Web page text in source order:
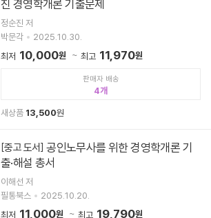
진 경영학개론 기출문제
정순진 저
박문각
2025.10.30.
최저 10,000원 최고 11,970원
판매자 배송
4
새상품 13,500원
[중고 도서] 공인노무사를 위한 경영학개론 기
출·해설 총서
이해선 저
필통북스
2025.10.20.
최저 11,000원 최고 19,790원